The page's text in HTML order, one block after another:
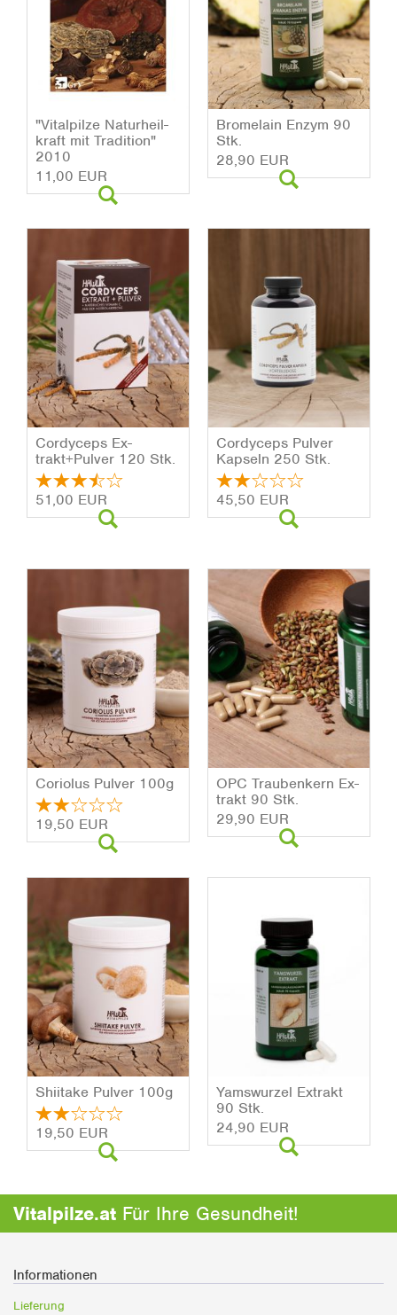
"Vi­tal­pil­ze Na­tur­heil­
kraft mit Tra­di­ti­on"
2010
11,00 EUR
Co­rio­lus Pul­ver 100g
19,50 EUR
Shii­ta­ke Pul­ver 100g
19,50 EUR
Cor­dy­ceps Ex­
trakt+Pul­ver 120 Stk.
51,00 EUR
Cor­dy­ceps Pul­ver
Kap­seln 250 Stk.
45,50 EUR
Bro­me­lain Enzym 90
Stk.
28,90 EUR
Yams­wur­zel Ex­trakt
90 Stk.
24,90 EUR
OPC Trau­ben­kern Ex­
trakt 90 Stk.
29,90 EUR
Vitalpilze.at Für Ihre Gesundheit!
Informationen
Lieferung